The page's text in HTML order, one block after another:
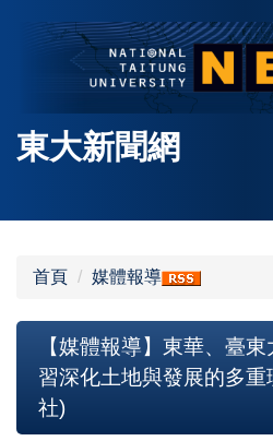
容
東大新聞網
首頁 媒體報導
【媒體報導】東華、臺
習深化土地與發展的多
社)